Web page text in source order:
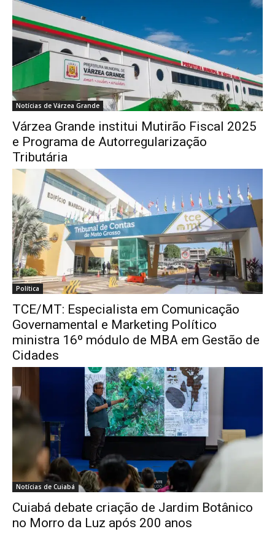
Notícias de Várzea Grande
Várzea Grande institui Mutirão Fiscal 2025
e Programa de Autorregularização
Tributária
Política
TCE/MT: Especialista em Comunicação
Governamental e Marketing Político
ministra 16º módulo de MBA em Gestão de
Cidades
Notícias de Cuiabá
Cuiabá debate criação de Jardim Botânico
no Morro da Luz após 200 anos